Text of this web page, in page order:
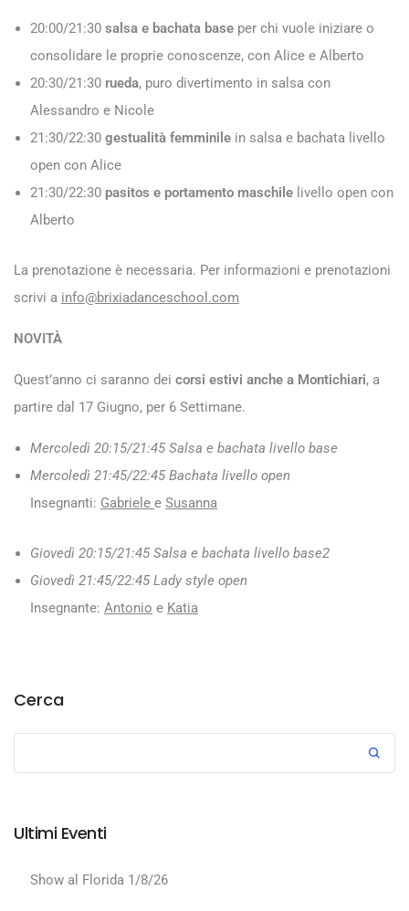
20:00/21:30 salsa e bachata base per chi vuole iniziare o
consolidare le proprie conoscenze, con Alice e Alberto
20:30/21:30 rueda, puro divertimento in salsa con
Alessandro e Nicole
21:30/22:30 gestualità femminile in salsa e bachata livello
open con Alice
21:30/22:30 pasitos e portamento maschile livello open con
Alberto
La prenotazione è necessaria. Per informazioni e prenotazioni
scrivi a info@brixiadanceschool.com
NOVITÀ
Quest’anno ci saranno dei corsi estivi anche a Montichiari, a
partire dal 17 Giugno, per 6 Settimane.
Mercoledì 20:15/21:45Salsa e bachata livello base
Mercoledì 21:45/22:45Bachata livello open
Insegnanti: Gabriele e Susanna
Giovedì 20:15/21:45Salsa e bachata livello base2
Giovedì 21:45/22:45 Lady style open
Insegnante: Antonio e Katia
Cerca
Ultimi Eventi
Show al Florida 1/8/26